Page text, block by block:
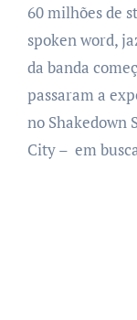
60 milhões de
spoken word,
da banda
passaram a
no Shakedown
City – em